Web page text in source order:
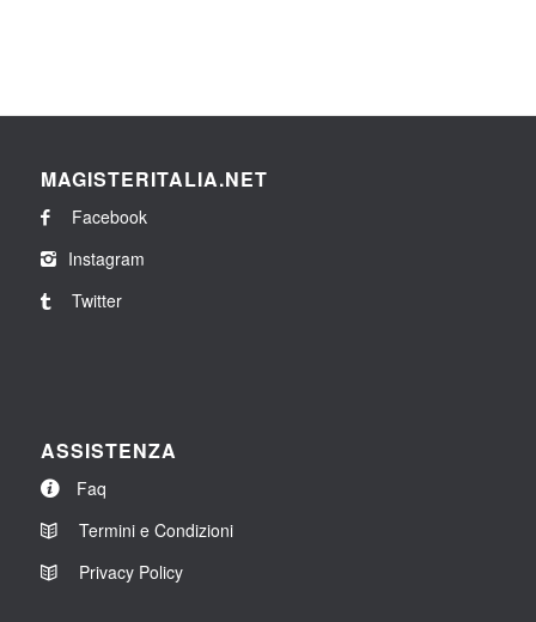
MAGISTERITALIA.NET
Facebook
Instagram
Twitter
ASSISTENZA
Faq
Termini e Condizioni
Privacy Policy